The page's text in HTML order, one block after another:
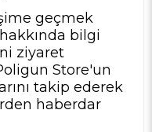
geçmek
bilgi
ziyaret
Store'un
takip ederek
haberdar